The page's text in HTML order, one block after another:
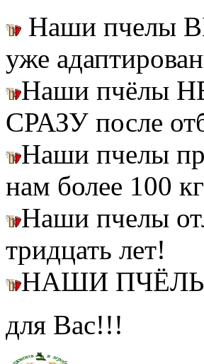
Наши пчелы
уже
Наши пчёлы
СРАЗУ после
Наши пчелы
нам более 100
Наши пчелы
тридцать лет!
НАШИ
для Вас!!!